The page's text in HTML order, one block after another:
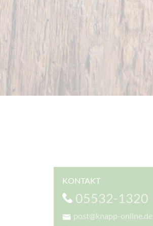
KONTAKT
05532-1320
post@knapp-online.de